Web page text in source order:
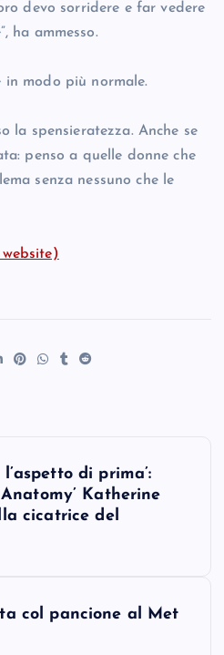
devo sorridere e far vedere
ha ammesso.
modo più normale.
la spensieratezza. Anche se
penso a quelle donne che
senza nessuno che le
di prima’:
Anatomy’ Katherine
cicatrice del
col pancione al Met